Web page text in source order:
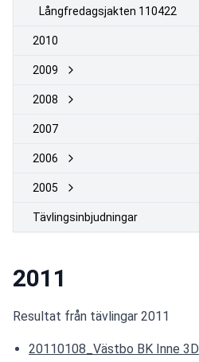
Långfredagsjakten 110422
2010
2009
2008
2007
2006
2005
Tävlingsinbjudningar
2011
Resultat från tävlingar 2011
20110108_Västbo BK Inne 3D